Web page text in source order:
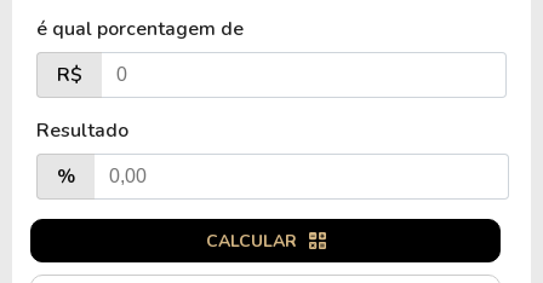
é qual porcentagem de
R$
Resultado
%
CALCULAR